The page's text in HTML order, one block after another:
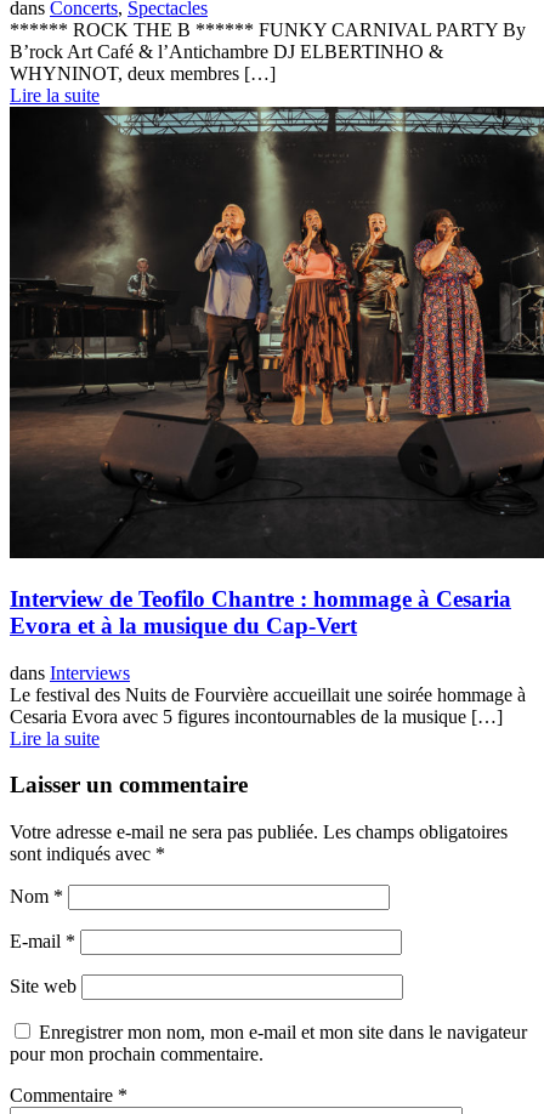
dans Concerts, Spectacles
****** ROCK THE B ****** FUNKY CARNIVAL PARTY By
B’rock Art Café & l’Antichambre DJ ELBERTINHO &
WHYNINOT, deux membres […]
Lire la suite
Interview de Teofilo Chantre : hommage à Cesaria
Evora et à la musique du Cap-Vert
dans Interviews
Le festival des Nuits de Fourvière accueillait une soirée hommage à
Cesaria Evora avec 5 figures incontournables de la musique […]
Lire la suite
Laisser un commentaire
Votre adresse e-mail ne sera pas publiée. Les champs obligatoires
sont indiqués avec *
Nom *
E-mail *
Site web
Enregistrer mon nom, mon e-mail et mon site dans le navigateur
pour mon prochain commentaire.
Commentaire *